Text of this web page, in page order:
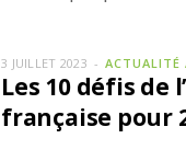
3 JUILLET 2023 ACTUALITÉ
Les 10 défis
française pour